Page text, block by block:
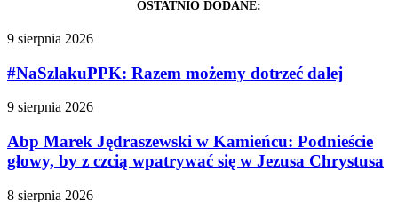
OSTATNIO DODANE:
9 sierpnia 2026
#NaSzlakuPPK: Razem możemy dotrzeć dalej
9 sierpnia 2026
Abp Marek Jędraszewski w Kamieńcu: Podnieście
głowy, by z czcią wpatrywać się w Jezusa Chrystusa
8 sierpnia 2026